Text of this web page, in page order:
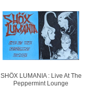
SHÖX LUMANIA : Live At The
Peppermint Lounge